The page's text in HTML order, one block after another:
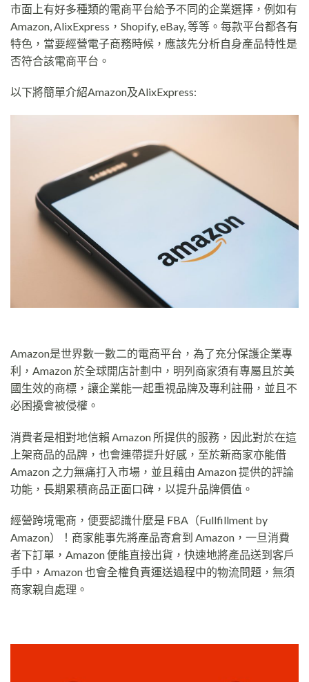
市面上有好多種類的電商平台給予不同的企業選擇，例如有
Amazon, AlixExpress，Shopify, eBay, 等等。每款平台都各有
特色，當要經營電子商務時候，應該先分析自身產品特性是
否符合該電商平台。
以下將簡單介紹Amazon及AlixExpress:
Amazon是世界數一數二的電商平台，為了充分保護企業專
利，Amazon 於全球開店計劃中，明列商家須有專屬且於美
國生效的商標，讓企業能一起重視品牌及專利註冊，並且不
必困擾會被侵權。
消費者是相對地信賴 Amazon 所提供的服務，因此對於在這
上架商品的品牌，也會連帶提升好感，至於新商家亦能借
Amazon 之力無痛打入市場，並且藉由 Amazon 提供的評論
功能，長期累積商品正面口碑，以提升品牌價值。
經營跨境電商，便要認識什麼是 FBA（Fullfillment by
Amazon）！商家能事先將產品寄倉到 Amazon，一旦消費
者下訂單，Amazon 便能直接出貨，快速地將產品送到客戶
手中，Amazon 也會全權負責運送過程中的物流問題，無須
商家親自處理。